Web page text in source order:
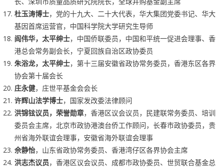
杜玉涛博士，党的十九大、二十大代表，华大集团党委书记、华大
基因首席运营官，中国科学院大学研究生导师
阎伟华，太平绅士，中国侨联委员，中国和平统一促进会理事、香
港总会常务副会长，宁夏回族自治区政协委员
朱浴龙，太平绅士，第十三届安徽省政协常务委员，香港东区各界
协会第十届会长
庄永健，庄世平基金会会长
许辉山法学博士，国家发改委法律顾问
洪锦铉议员，荣誉勋章，香港区议会议员，民建联常务委员、培训
委员会主席，北京市政协港澳台侨工作顾问，长春市政协委员，贵
州省海外联谊会理事，安徽省海外联谊会理事
佘静怡，山东省政协常务委员、香港湾仔区各界协会主席
洪志杰议员，香港区议会议员、成都市政协委员、世贸联合基金总